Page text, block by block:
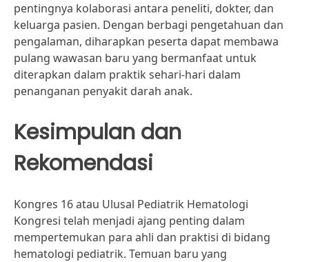
pentingnya kolaborasi antara peneliti, dokter, dan
keluarga pasien. Dengan berbagi pengetahuan dan
pengalaman, diharapkan peserta dapat membawa
pulang wawasan baru yang bermanfaat untuk
diterapkan dalam praktik sehari-hari dalam
penanganan penyakit darah anak.
Kesimpulan dan
Rekomendasi
Kongres 16 atau Ulusal Pediatrik Hematologi
Kongresi telah menjadi ajang penting dalam
mempertemukan para ahli dan praktisi di bidang
hematologi pediatrik. Temuan baru yang